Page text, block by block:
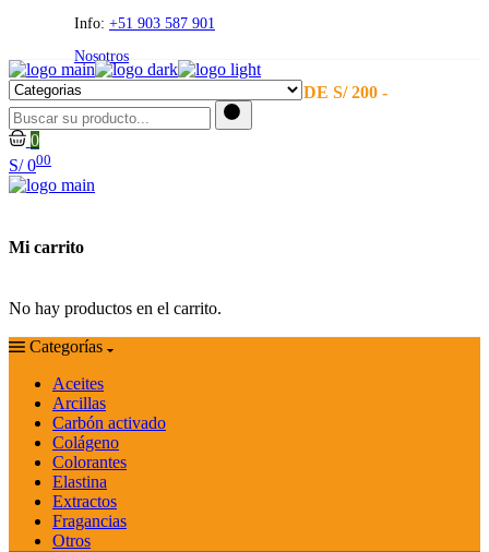
the
content
Info: +51 903 587 901
Nosotros
- ENVÍO GRATIS A PARTIR DE S/ 200 -
0
S/000
Mi carrito
No hay productos en el carrito.
Categorías
Aceites
Arcillas
Carbón activado
Colágeno
Colorantes
Elastina
Extractos
Fragancias
Otros